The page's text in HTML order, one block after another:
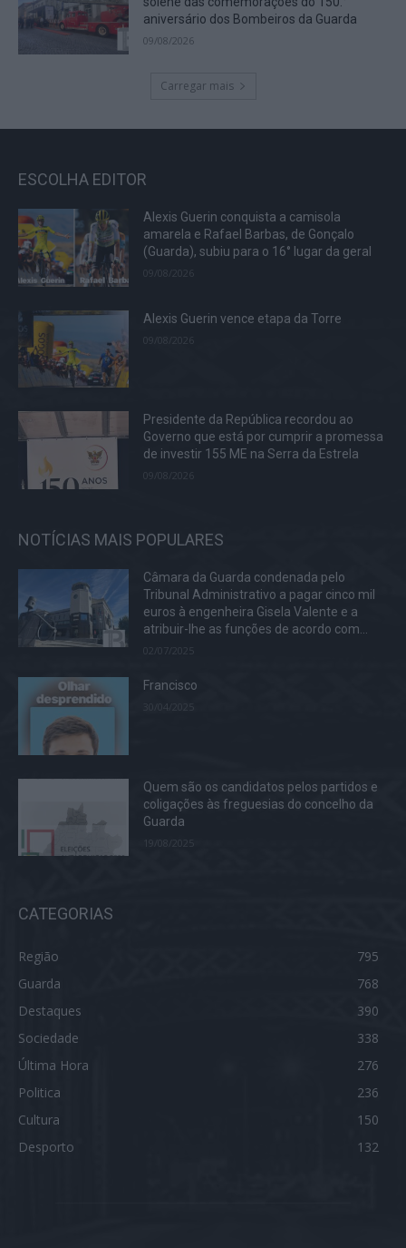
aniversário dos Bombeiros da Guarda
09/08/2026
Carregar mais
ESCOLHA EDITOR
Alexis Guerin conquista a camisola
amarela e Rafael Barbas, de Gonçalo
(Guarda), subiu para o 16° lugar da geral
09/08/2026
Alexis Guerin vence etapa da Torre
09/08/2026
Presidente da República recordou ao
Governo que está por cumprir a promessa
de investir 155 ME na Serra da Estrela
09/08/2026
NOTÍCIAS MAIS POPULARES
Câmara da Guarda condenada pelo
Tribunal Administrativo a pagar cinco mil
euros à engenheira Gisela Valente e a
atribuir-lhe as funções de acordo com...
02/07/2025
Francisco
Quem são os candidatos pelos partidos e
coligações às freguesias do concelho da
Guarda
19/08/2025
CATEGORIAS
Região
795
Guarda
768
Destaques
390
Sociedade
338
Última Hora
276
Politica
236
Cultura
150
Desporto
132